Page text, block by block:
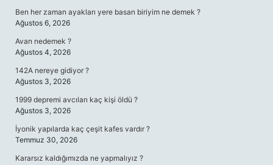
Ben her zaman ayakları yere basan biriyim ne demek ?
Ağustos 6, 2026
Avan nedemek ?
Ağustos 4, 2026
142A nereye gidiyor ?
Ağustos 3, 2026
1999 depremi avcıları kaç kişi öldü ?
Ağustos 3, 2026
İyonik yapılarda kaç çeşit kafes vardır ?
Temmuz 30, 2026
Kararsız kaldığımızda ne yapmalıyız ?